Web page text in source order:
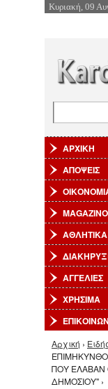
Κυριακή, 09
ΑΡΧΙΚΗ
ΑΠΟΨΕΙΣ
MAGAZINO
ΑΘΛΗΤΙΚΑ
ΑΓΓΕΛΙΕΣ
ΧΡΗΣΙΜΑ
Είστε
Αρχική ›
ΠΟΥ ΕΛΑΒΑΝ
ΔΗΜΟΣΙΟΥ" ›